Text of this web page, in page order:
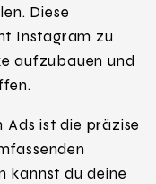
Diese
Instagram zu
aufzubauen und
ist die präzise
kannst du deine